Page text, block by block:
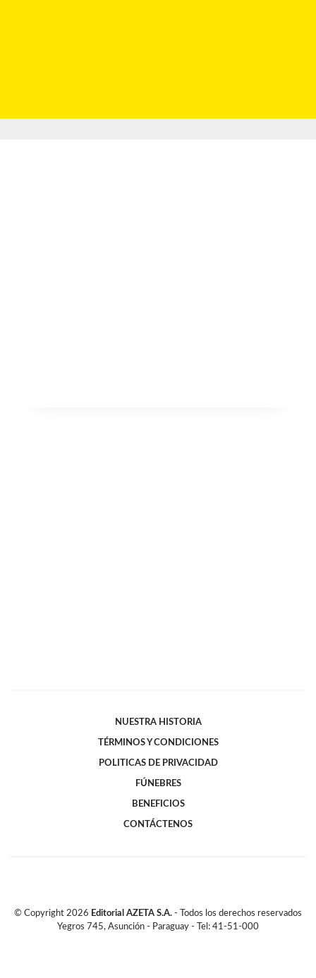
NUESTRA HISTORIA
TÉRMINOS Y CONDICIONES
POLITICAS DE PRIVACIDAD
FÚNEBRES
BENEFICIOS
CONTÁCTENOS
© Copyright 2026 Editorial AZETA S.A. - Todos los derechos reservados
Yegros 745, Asunción - Paraguay - Tel: 41-51-000